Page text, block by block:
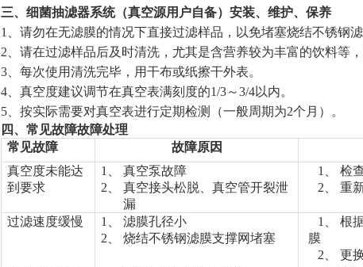
三、 细菌抽滤器系统（真空源用户自备）安装、维护、保养
1
、请勿在无滤膜的情况下直接过滤样品，以免堵塞烧结不锈钢
2 、请在过滤样品后及时清洗，尤其是含营养较为丰富的饮料等
3 、每次使用清洗完毕，用干布或纸擦干外表。
4 、真空度建议调节在真空表满刻度的1/3～3/4以内。
5 、按实际需要对真空表进行定期检测（一般周期为2个月）。
四、常见故障故障处理
常见故障
故障原因
真空度未能达
到要求
1、真空泵故障
2、真空接头松脱、真空管开裂泄
漏
1、 检
2、 重
过滤速度缓慢 1、滤膜孔径小
2、烧结不锈钢滤膜支撑网堵塞
1、 根
膜
2、 更